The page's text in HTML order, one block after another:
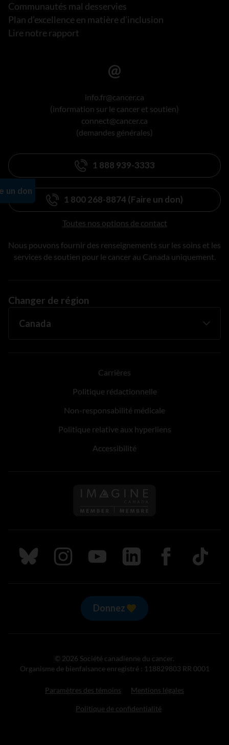
Communautés mal desservies
Plan d’excellence en matière d’inclusion
Lire notre rapport
info.fr@cancer.ca
(information sur le cancer et soutien)
connect@cancer.ca
(demandes générales)
1 888 939-3333
1 800 268-8874 (Faire un don)
Toutes nos options de contact
Nous pouvons fournir des renseignements sur les soins et les
services de soutien pour le cancer au Canada uniquement.
Changer de région
Carrières
Politique rédactionnelle
Non-responsabilité médicale
Politique relative aux hyperliens
Accessibilité
Suivez nous sur Bluesky
Suivez nous sur Instagram
Suivez nous sur Youtube
Suivez nous sur LinkedIn
Suivez nous sur
TikTok
Donnez
© 2026 Société canadienne du cancer.
Organisme de bienfaisance enregistré : 118829803 RR 0001
Paramètres des témoins Mentions légales
Politique de confidentialité